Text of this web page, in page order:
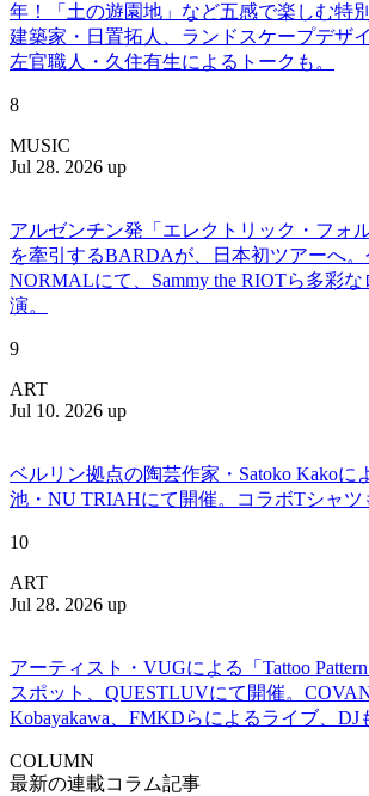
年！「土の遊園地」など五感で楽しむ特
建築家・日置拓人、ランドスケープデザ
左官職人・久住有生によるトークも。
8
MUSIC
Jul 28. 2026 up
アルゼンチン発「エレクトリック・フォ
を牽引するBARDAが、日本初ツアーへ。
NORMALにて、Sammy the RIOTら多彩
演。
9
ART
Jul 10. 2026 up
ベルリン拠点の陶芸作家・Satoko Kakoに
池・NU TRIAHにて開催。コラボTシャツ
10
ART
Jul 28. 2026 up
アーティスト・VUGによる「Tattoo
スポット、QUESTLUVにて開催。
Kobayakawa、FMKDらによるライブ、DJ
COLUMN
最新の連載コラム記事